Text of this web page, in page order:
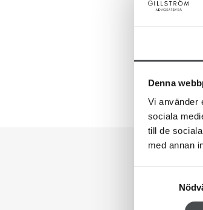
Denna
Vi använder
sociala
till de
med annan